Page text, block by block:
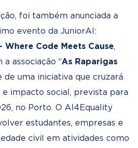
foi também anunciada a
evento da JuniorAI:
Code Meets Cause,
associação “As Raparigas
de uma iniciativa que cruzará
e impacto social, prevista para
no Porto. O AI4Equality
estudantes, empresas e
civil em atividades como